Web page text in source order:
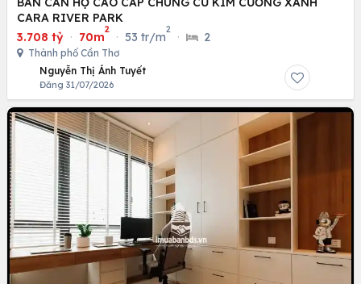
CARA RIVER PARK
3.708 tỷ · 70m
2
· 53 tr/m
2
· 2
Thành phố Cần Thơ
Nguyễn Thị Ánh Tuyết
Đăng 31/07/2026